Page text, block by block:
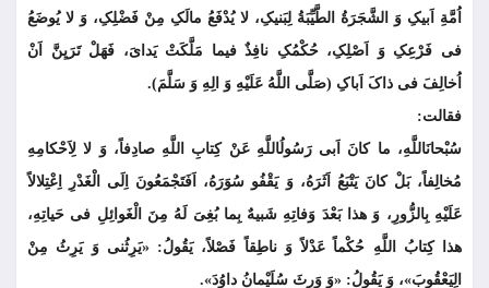
اُمَّةِ اَبیکِ وَ الشَّجَرَةُ الطَّیِّبَةُ لِبَنیکِ، لا یُدْفَعُ مالَکِ مِنْ فَضْلِکِ، وَ لا یُوضَعُ
فی فَرْعِکِ وَ اَصْلِکِ، حُکْمُکِ نافِذٌ فیما مَلَّکَتْ یَداىَ، فَهَلْ تَرَیِنَّ اَنْ
اُخالِفَ فی ذاکَ اَباکِ (صَلَّى اللَّهُ عَلَیْهِ وَ الِهِ وَ سَلَّمَ).
فقالت:
سُبْحانَ‏اللَّهِ، ما کانَ اَبی رَسُولُ‏اللَّهِ عَنْ کِتابِ اللَّهِ صادِفاً، وَ لا لِاَحْکامِهِ
مُخالِفاً، بَلْ کانَ یَتْبَعُ اَثَرَهُ، وَ یَقْفُو سُوَرَهُ، اَفَتَجْمَعُونَ اِلَى الْغَدْرِ اِعْتِلالاً
عَلَیْهِ بِالزُّورِ، وَ هذا بَعْدَ وَفاتِهِ شَبیهٌ بِما بُغِیَ لَهُ مِنَ الْغَوائِلِ فی حَیاتِهِ،
هذا کِتابُ اللَّهِ حُکْماً عَدْلاً وَ ناطِقاً فَصْلاً، یَقُولُ: «یَرِثُنی وَ یَرِثُ مِنْ
الِ‏یَعْقُوبَ»، وَ یَقُولُ: «وَ وَرِثَ سُلَیْمانُ داوُدَ».